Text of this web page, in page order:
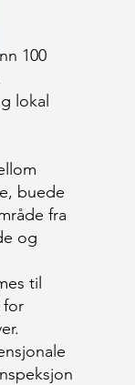
100
lokal
buede
fra
og
til
for